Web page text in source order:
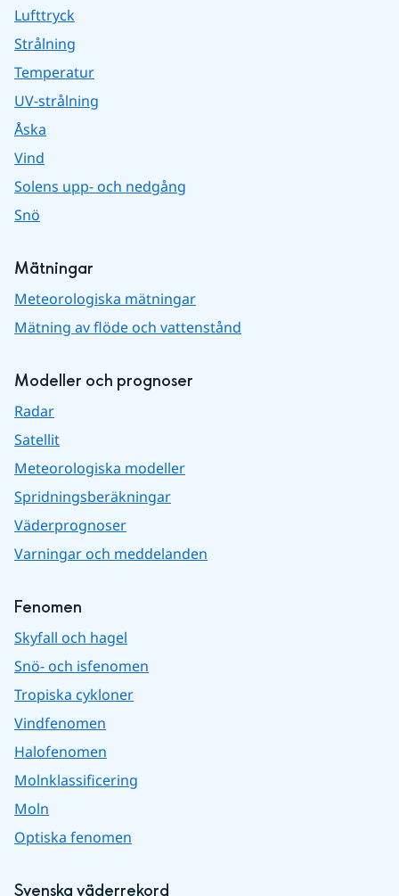
Lufttryck
Strålning
Temperatur
UV-strålning
Åska
Vind
Solens upp- och nedgång
Snö
Mätningar
Meteorologiska mätningar
Mätning av flöde och vattenstånd
Modeller och prognoser
Radar
Satellit
Meteorologiska modeller
Spridningsberäkningar
Väderprognoser
Varningar och meddelanden
Fenomen
Skyfall och hagel
Snö- och isfenomen
Tropiska cykloner
Vindfenomen
Halofenomen
Molnklassificering
Moln
Optiska fenomen
Svenska väderrekord